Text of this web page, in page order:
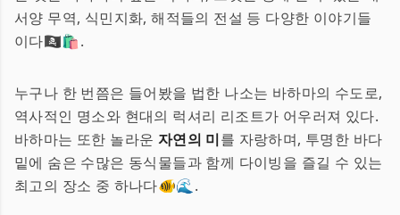
서양 무역, 식민지화, 해적들의 전설 등 다양한 이야기들
이다🏴‍☠️🛍️.
누구나 한 번쯤은 들어봤을 법한 나소는 바하마의 수도로,
역사적인 명소와 현대의 럭셔리 리조트가 어우러져 있다.
바하마는 또한 놀라운 자연의 미를 자랑하며, 투명한 바다
밑에 숨은 수많은 동식물들과 함께 다이빙을 즐길 수 있는
최고의 장소 중 하나다🐠🌊.